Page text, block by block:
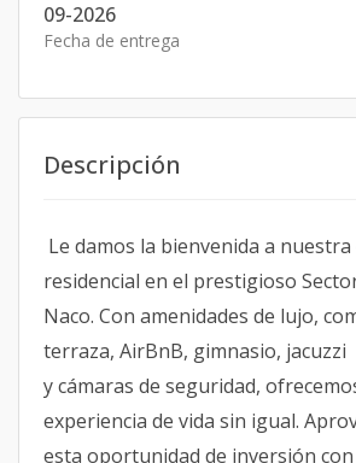
09-2026
Fecha de entrega
Descripción
Le damos la bienvenida a
residencial en el prestigioso
Naco. Con amenidades de lujo,
terraza, AirBnB, gimnasio, jacuzzi
y cámaras de seguridad,
experiencia de vida sin igual.
esta oportunidad de inversión